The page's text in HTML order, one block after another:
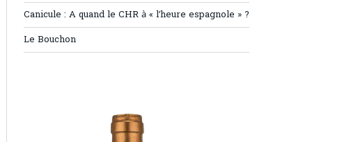
Canicule : A quand le CHR à « l’heure espagnole » ?
Le Bouchon